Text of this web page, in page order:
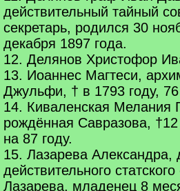
действительный тайный
секретарь, родился 30
декабря 1897 года.
12. Делянов Христофор
13. Иоаннес Магтеси,
Джульфи, † в 1793 году, 76
14. Киваленская Мелания
рождённая Савразова, †12
на 87 году.
15. Лазарева Александра,
действительного
Лазарева, младенец 8